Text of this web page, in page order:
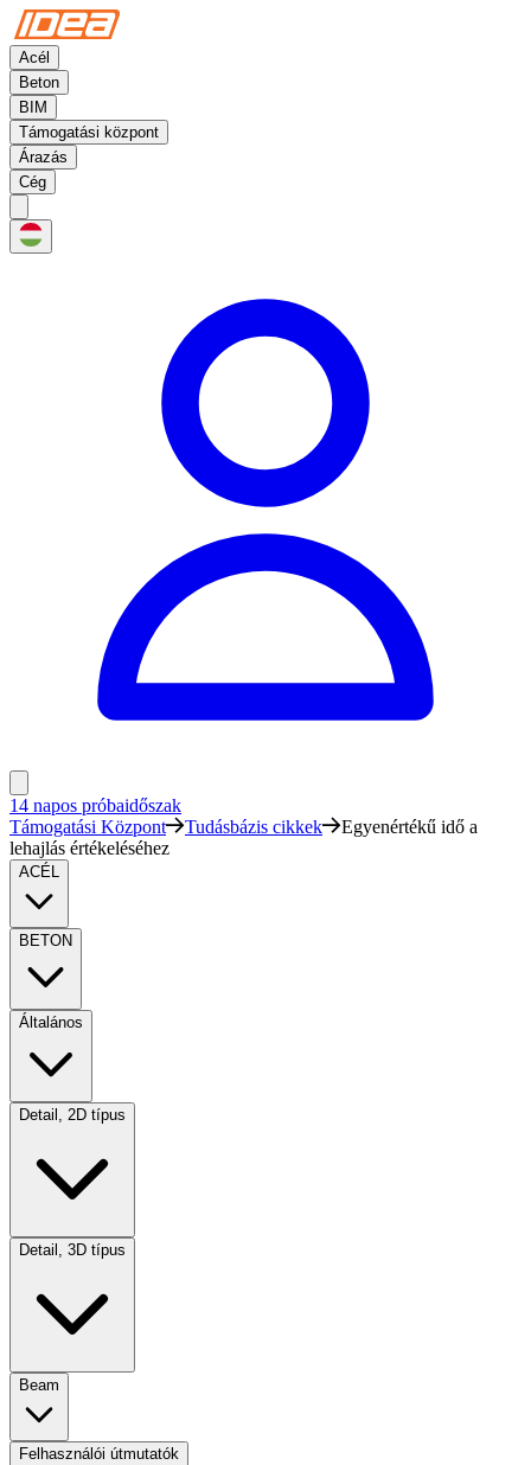
Acél
Beton
BIM
Támogatási központ
Árazás
Cég
14 napos próbaidőszak
Támogatási Központ
Tudásbázis cikkek
Egyenértékű idő a
lehajlás értékeléséhez
ACÉL
BETON
Általános
Detail, 2D típus
Detail, 3D típus
Beam
Felhasználói útmutatók